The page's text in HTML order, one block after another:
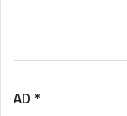
AD *